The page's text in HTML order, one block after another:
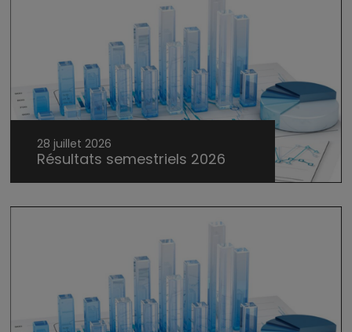
28 juillet 2026
Résultats semestriels 2026